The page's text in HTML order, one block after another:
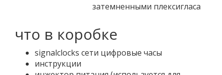
затемненными плексигласа
что в коробке
signalclocks сети цифровые часы
инструкции